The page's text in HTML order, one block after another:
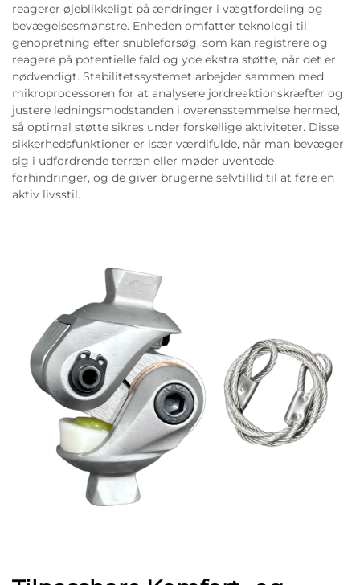
reagerer øjeblikkeligt på ændringer i vægtfordeling og
bevægelsesmønstre. Enheden omfatter teknologi til
genopretning efter snubleforsøg, som kan registrere og
reagere på potentielle fald og yde ekstra støtte, når det er
nødvendigt. Stabilitetssystemet arbejder sammen med
mikroprocessoren for at analysere jordreaktionskræfter og
justere ledningsmodstanden i overensstemmelse hermed,
så optimal støtte sikres under forskellige aktiviteter. Disse
sikkerhedsfunktioner er især værdifulde, når man bevæger
sig i udfordrende terræn eller møder uventede
forhindringer, og de giver brugerne selvtillid til at føre en
aktiv livsstil.